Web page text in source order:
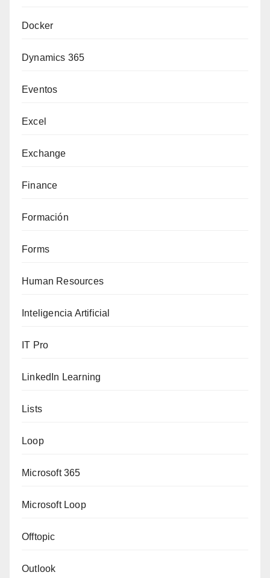
Docker
Dynamics 365
Eventos
Excel
Exchange
Finance
Formación
Forms
Human Resources
Inteligencia Artificial
IT Pro
LinkedIn Learning
Lists
Loop
Microsoft 365
Microsoft Loop
Offtopic
Outlook